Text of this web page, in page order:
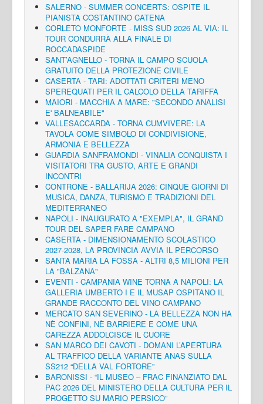
SALERNO - SUMMER CONCERTS: OSPITE IL
PIANISTA COSTANTINO CATENA
CORLETO MONFORTE - MISS SUD 2026 AL VIA: IL
TOUR CONDURRÀ ALLA FINALE DI
ROCCADASPIDE
SANT’AGNELLO - TORNA IL CAMPO SCUOLA
GRATUITO DELLA PROTEZIONE CIVILE
CASERTA - TARI: ADOTTATI CRITERI MENO
SPEREQUATI PER IL CALCOLO DELLA TARIFFA
MAIORI - MACCHIA A MARE: "SECONDO ANALISI
E' BALNEABILE"
VALLESACCARDA - TORNA CUMVIVERE: LA
TAVOLA COME SIMBOLO DI CONDIVISIONE,
ARMONIA E BELLEZZA
GUARDIA SANFRAMONDI - VINALIA CONQUISTA I
VISITATORI TRA GUSTO, ARTE E GRANDI
INCONTRI
CONTRONE - BALLARIJA 2026: CINQUE GIORNI DI
MUSICA, DANZA, TURISMO E TRADIZIONI DEL
MEDITERRANEO
NAPOLI - INAUGURATO A "EXEMPLA", IL GRAND
TOUR DEL SAPER FARE CAMPANO
CASERTA - DIMENSIONAMENTO SCOLASTICO
2027-2028, LA PROVINCIA AVVIA IL PERCORSO
SANTA MARIA LA FOSSA - ALTRI 8,5 MILIONI PER
LA "BALZANA"
EVENTI - CAMPANIA WINE TORNA A NAPOLI: LA
GALLERIA UMBERTO I E IL MUSAP OSPITANO IL
GRANDE RACCONTO DEL VINO CAMPANO
MERCATO SAN SEVERINO - LA BELLEZZA NON HA
NÈ CONFINI, NÈ BARRIERE E COME UNA
CAREZZA ADDOLCISCE IL CUORE
SAN MARCO DEI CAVOTI - DOMANI L’APERTURA
AL TRAFFICO DELLA VARIANTE ANAS SULLA
SS212 “DELLA VAL FORTORE”
BARONISSI - “IL MUSEO – FRAC FINANZIATO DAL
PAC 2026 DEL MINISTERO DELLA CULTURA PER IL
PROGETTO SU MARIO PERSICO”